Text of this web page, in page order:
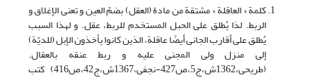
کلمة « العاقلة » مشتقة من مادة (العقل) بضمّ العین و تعنی الإغلاق و
الربط. لذا یُطلق على الحبل المستخدم للربط، عقل. و لهذا السبب
یُطلق على أقارب الجانی أیضًا عاقلة، الذین کانوا یأخذون الإبل (للدیّة)
إلى منزل ولی المجنی علیه و ربط عنقه بالعقال.
(طریحی،1362ش،ج5،ص427-نجفی،1367ش،ج42،ص416) کتب